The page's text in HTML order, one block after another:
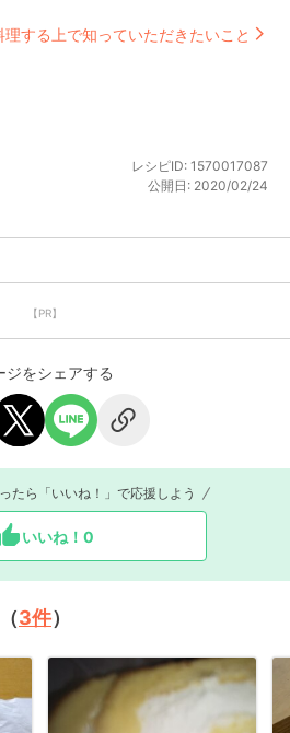
理する上で知っていただきたいこと
レシピID: 1570017087
公開日: 2020/02/24
【PR】
ジをシェアする
たら「いいね！」で応援しよう
いいね！ 0
3件）